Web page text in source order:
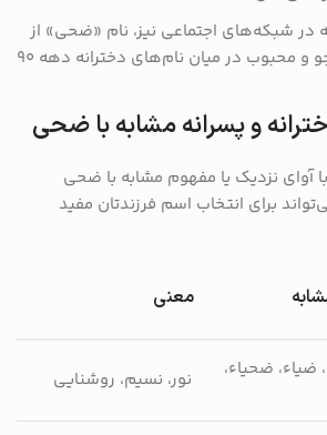
در شبکه‌های اجتماعی نیز، نام «ضحی» از
جمله اسامی پرجست‌وجو و محبوب در میان نام‌های دخترانه دهه ۹۰
و پسرانه مشابه با ضحی
آوای نزدیک یا مفهوم مشابه با ضحی
برای انتخاب اسم فرزندتان مفید
معنی
ضیاء، ضحیاء،
نور، نسیم، روشنایی